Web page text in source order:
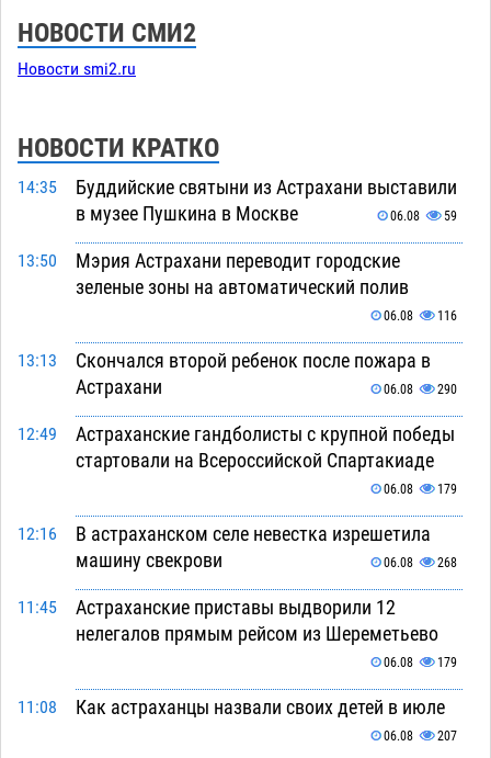
НОВОСТИ СМИ2
Новости smi2.ru
НОВОСТИ КРАТКО
14:35
Буддийские святыни из Астрахани выставили
в музее Пушкина в Москве
06.08 59
13:50
Мэрия Астрахани переводит городские
зеленые зоны на автоматический полив
06.08 116
13:13
Скончался второй ребенок после пожара в
Астрахани
06.08 290
12:49
Астраханские гандболисты с крупной победы
стартовали на Всероссийской Спартакиаде
06.08 179
12:16
В астраханском селе невестка изрешетила
машину свекрови
06.08 268
11:45
Астраханские приставы выдворили 12
нелегалов прямым рейсом из Шереметьево
06.08 179
11:08 Как астраханцы назвали своих детей в июле
06.08 207